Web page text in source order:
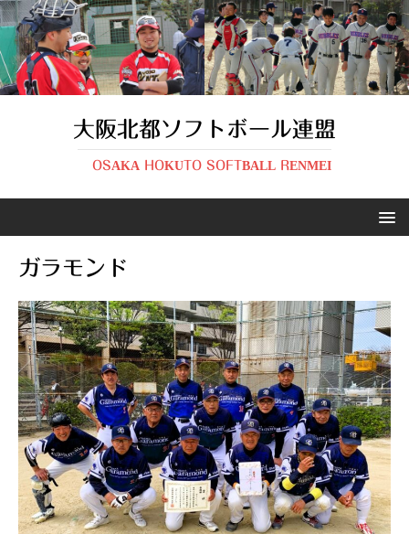
大阪北都ソフトボール連盟
OSAKA HOKUTO SOFTBALL RENMEI
ガラモンド